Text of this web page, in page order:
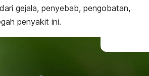
gejala, penyebab, pengobatan,
penyakit ini.